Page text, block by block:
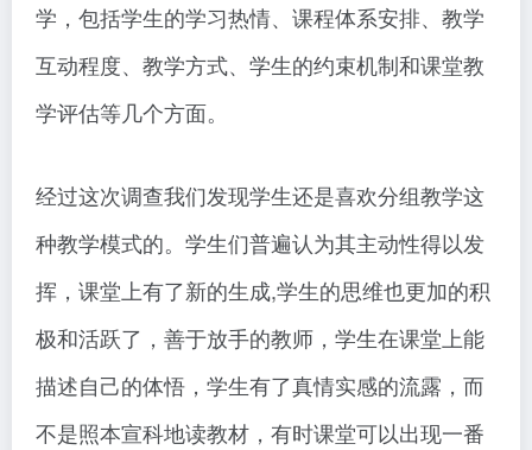
学，包括学生的学习热情、课程体系安排、教学
互动程度、教学方式、学生的约束机制和课堂教
学评估等几个方面。
经过这次调查我们发现学生还是喜欢分组教学这
种教学模式的。学生们普遍认为其主动性得以发
挥，课堂上有了新的生成,学生的思维也更加的积
极和活跃了，善于放手的教师，学生在课堂上能
描述自己的体悟，学生有了真情实感的流露，而
不是照本宣科地读教材，有时课堂可以出现一番